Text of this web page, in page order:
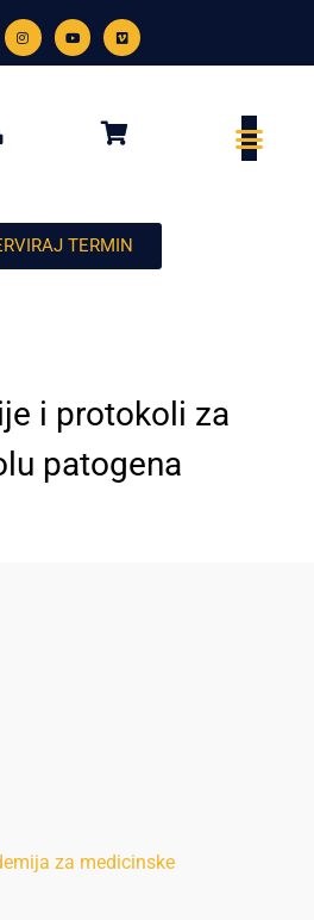
TERMIN
i protokoli za
patogena
za medicinske